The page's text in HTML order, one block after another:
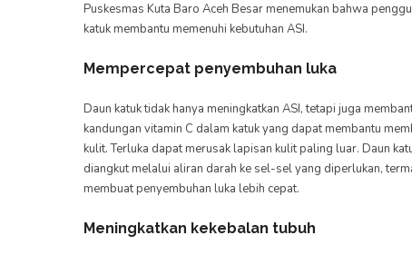
Puskesmas Kuta Baro Aceh Besar menemukan bahwa
katuk membantu memenuhi kebutuhan ASI.
Mempercepat penyembuhan luka
Daun katuk tidak hanya meningkatkan ASI, tetapi juga
kandungan vitamin C dalam katuk yang dapat membantu
kulit. Terluka dapat merusak lapisan kulit paling luar. Daun
diangkut melalui aliran darah ke sel-sel yang diperlukan,
membuat penyembuhan luka lebih cepat.
Meningkatkan kekebalan tubuh